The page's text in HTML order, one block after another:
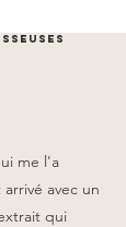
me l'a
avec un
qui